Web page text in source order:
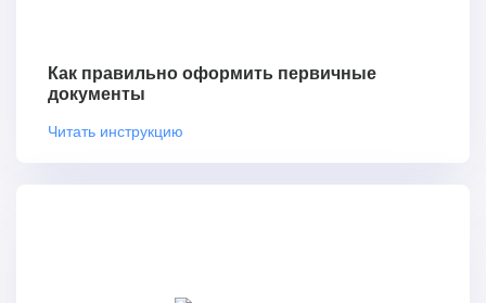
Как правильно оформить первичные
документы
Читать инструкцию